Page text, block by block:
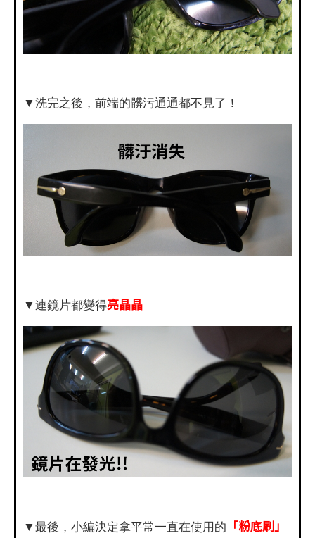
▼洗完之後，前端的髒污通通都不見了！
▼連鏡片都變得亮晶晶
▼最後，小編決定拿平常一直在使用的 「粉底刷」